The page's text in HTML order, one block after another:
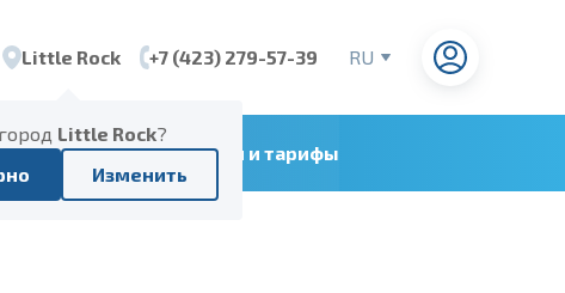
Little Rock
Little Rock?
Изменить
+7 (423) 279-57-39
RU
судоходных линий и тарифы